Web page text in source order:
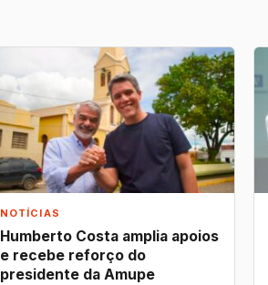
NOTÍCIAS
Humberto Costa amplia apoios
e recebe reforço do
presidente da Amupe